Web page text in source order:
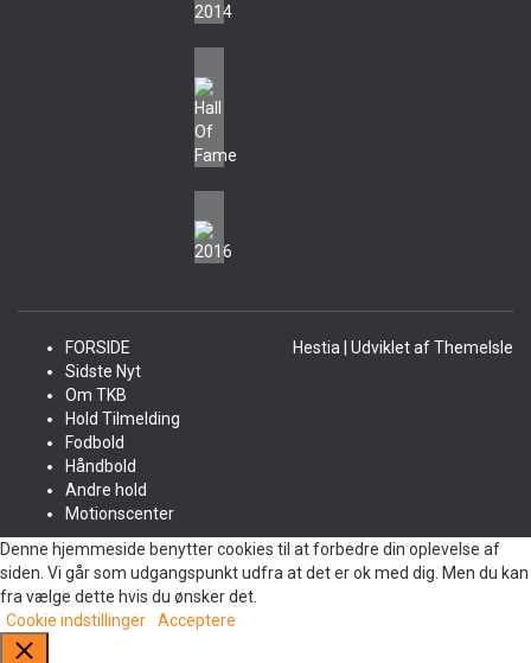
FORSIDE
Sidste Nyt
Om TKB
Hold Tilmelding
Fodbold
Håndbold
Andre hold
Motionscenter
Hestia | Udviklet afThemeIsle
Denne hjemmeside benytter cookies til at forbedre din oplevelse af
siden. Vi går som udgangspunkt udfra at det er ok med dig. Men du kan
fra vælge dette hvis du ønsker det.
Cookie indstillinger
Acceptere